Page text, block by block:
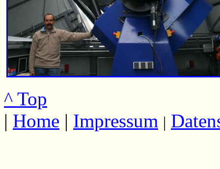
^ Top
| Home | Impressum |